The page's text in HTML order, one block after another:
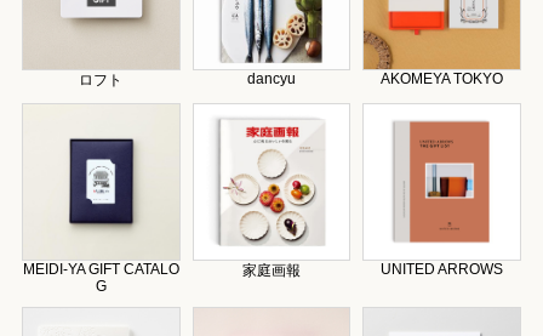
ロフト dancyu AKOMEYA TOKYO
MEIDI-YA GIFT CATALO
G
家庭画報 UNITED ARROWS